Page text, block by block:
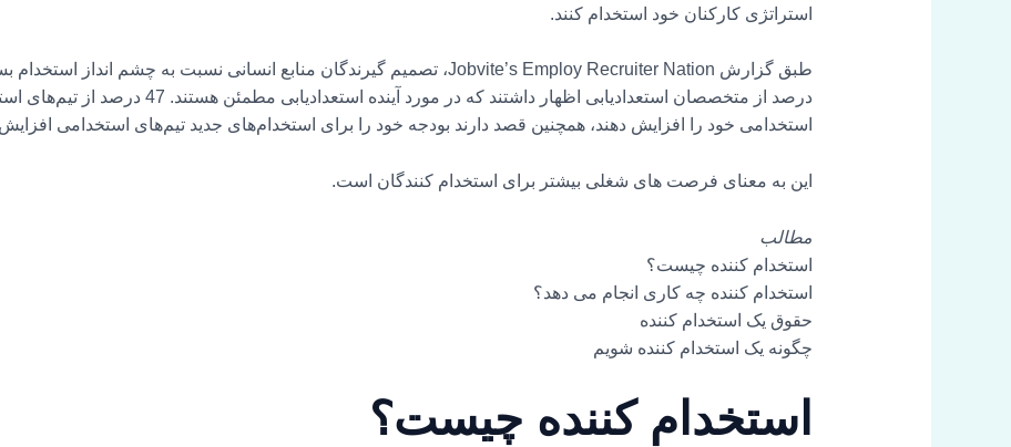
استراتژی کارکنان خود استخدام کنند.
درصد از متخصصان استعدادیابی اظهار داشتند که در
استخدامی خود را افزایش دهند، همچنین قصد دارند بودجه خود را برای استخدام‌های جدید تیم‌های استخدامی
این به معنای فرصت های شغلی بیشتر برای استخدام کنندگان است.
مطالب
استخدام کننده چیست؟
استخدام کننده چه کاری انجام می دهد؟
حقوق یک استخدام کننده
چگونه یک استخدام کننده شویم
استخدام کننده چیست؟